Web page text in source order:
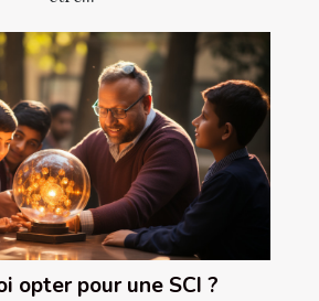
opter pour une SCI ?